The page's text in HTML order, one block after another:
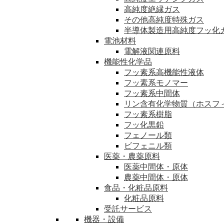
高純度絶縁ガス
その他高純度特殊ガス
半導体製造用高純度フッ化
電池材料
電解液関連原料
機能性化学品
フッ素系高機能性液体
フッ素系モノマー
フッ素系中間体
リン含有化学物質（ホスフ
フッ素系樹脂
フッ化黒鉛
フェノール類
ビフェニル類
医薬・農薬原料
医薬中間体・原体
農薬中間体・原体
食品・化粧品原料
化粧品原料
受託サービス
機器・設備